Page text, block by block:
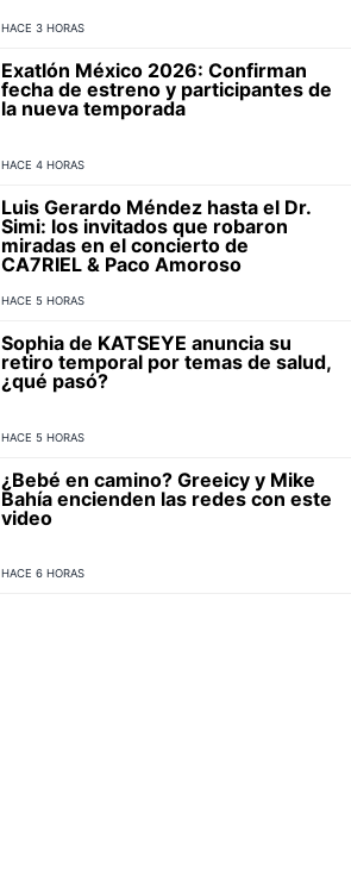
HACE 3 HORAS
Exatlón México 2026: Confirman
fecha de estreno y participantes de
la nueva temporada
HACE 4 HORAS
Luis Gerardo Méndez hasta el Dr.
Simi: los invitados que robaron
miradas en el concierto de
CA7RIEL & Paco Amoroso
HACE 5 HORAS
Sophia de KATSEYE anuncia su
retiro temporal por temas de salud,
¿qué pasó?
HACE 5 HORAS
¿Bebé en camino? Greeicy y Mike
Bahía encienden las redes con este
video
HACE 6 HORAS